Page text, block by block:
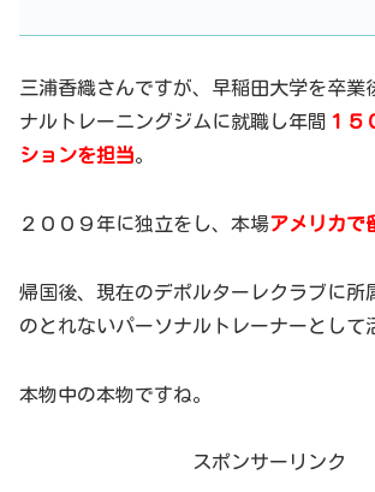
三浦香織さんですが、早稲田大学を卒業
ナルトレーニングジムに就職し年間 １５
ションを担当。
２００９年に独立をし、本場アメリカで
帰国後、現在のデポルターレクラブに所
のとれないパーソナルトレーナーとして
本物中の本物ですね。
スポンサーリンク